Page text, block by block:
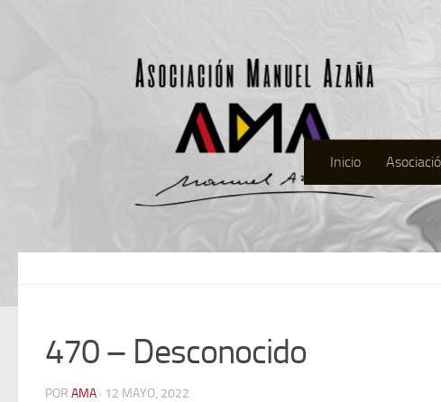
Inicio
470 – Desconocido
POR AMA · 12 MAYO, 2022